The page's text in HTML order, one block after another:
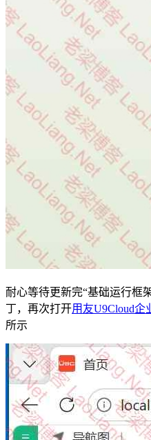
耐心等待更新完“基础运行框
丁，再次打开用友U9Cloud企
所示